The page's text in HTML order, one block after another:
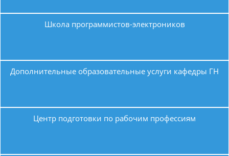
Школа программистов-электроников
Дополнительные образовательные услуги кафедры ГН
Центр подготовки по рабочим профессиям